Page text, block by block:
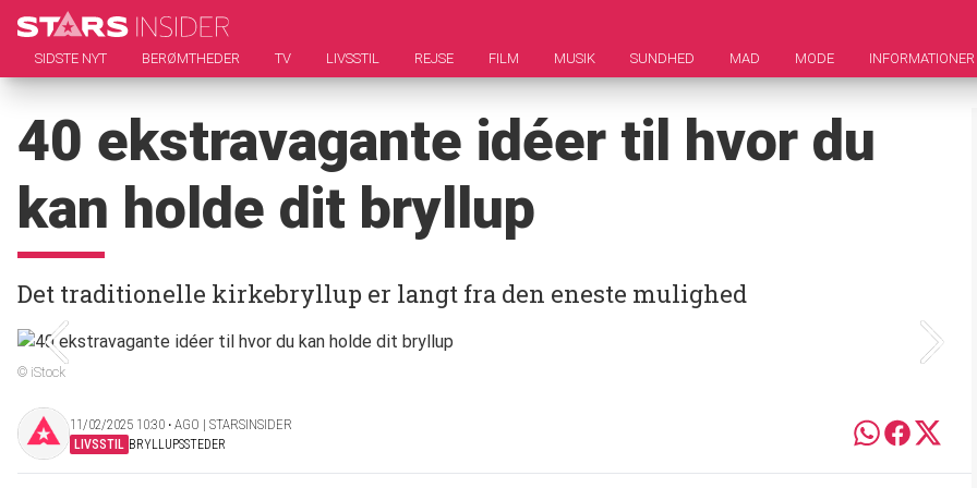
SIDSTE NYT BERØMTHEDER TV LIVSSTIL REJSE FILM MUSIK SUNDHED MAD MODE INFORMATIONER
40 ekstravagante idéer til hvor du
kan holde dit bryllup
Det traditionelle kirkebryllup er langt fra den eneste mulighed
© iStock
11/02/2025 10:30 ‧ AGO | STARSINSIDER
LIVSSTIL BRYLLUPSSTEDER